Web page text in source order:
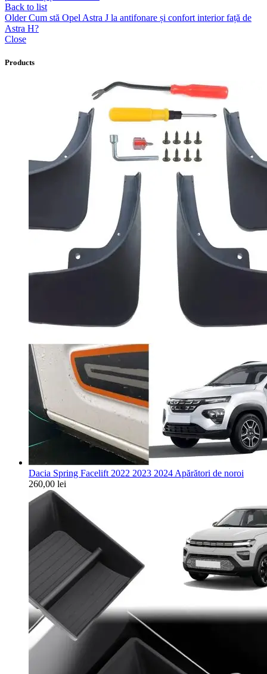
Back to list
Older Cum stă Opel Astra J la antifonare și confort interior față de
Astra H?
Close
Products
Dacia Spring Facelift 2022 2023 2024 Apărători de noroi
260,00 lei